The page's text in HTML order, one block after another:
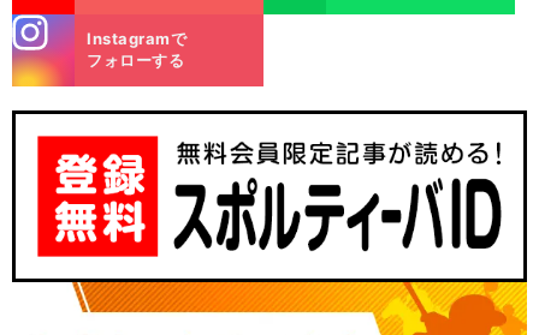
m
Instagramで
フォローする